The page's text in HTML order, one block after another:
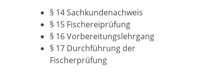
§ 14Sachkundenachweis
§ 15 Fischereiprüfung
§ 16 Vorbereitungslehrgang
§ 17 Durchführung der
Fischerprüfung